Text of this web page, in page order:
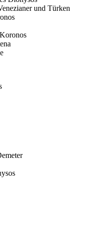
und Türken